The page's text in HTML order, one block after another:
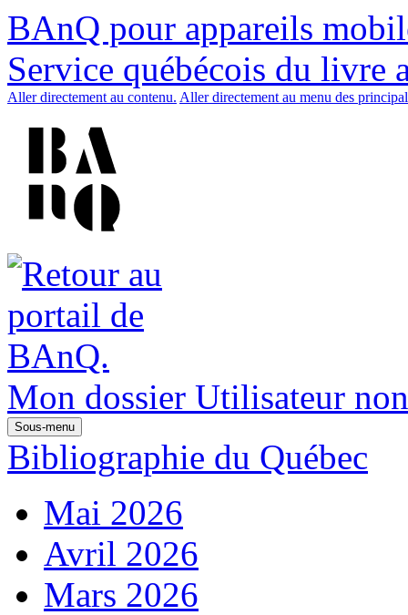
BAnQ pour appareils
Service québécois du livre
Aller directement au contenu. Aller directement au menu des
Mon dossier Utilisateur
Sous-menu
Bibliographie du Québec
Mai 2026
Avril 2026
Mars 2026